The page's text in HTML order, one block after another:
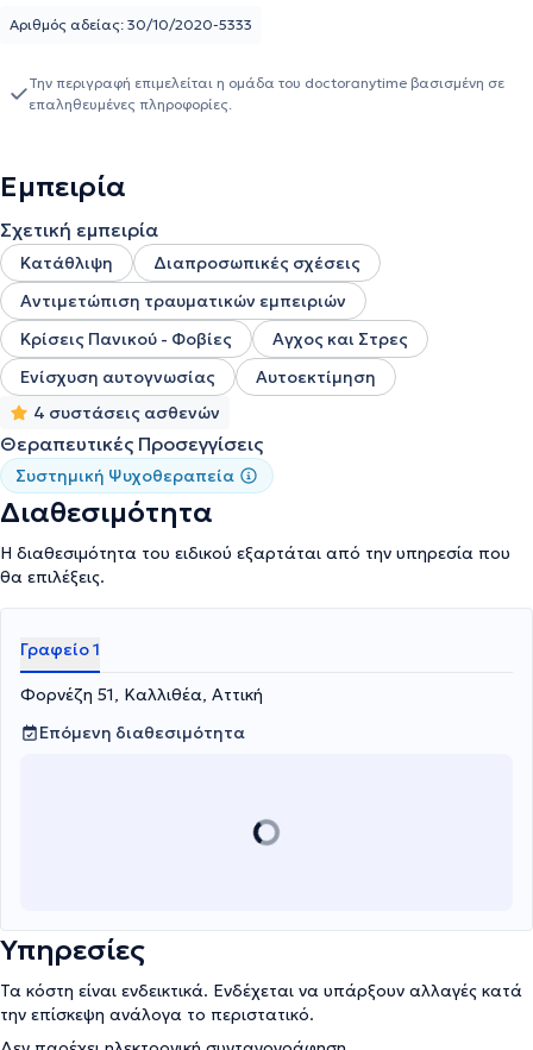
Αριθμός αδείας: 30/10/2020-5333
Την περιγραφή επιμελείται η ομάδα του doctoranytime βασισμένη σε
επαληθευμένες πληροφορίες.
Εμπειρία
Σχετική εμπειρία
Κατάθλιψη
Διαπροσωπικές σχέσεις
Αντιμετώπιση τραυματικών εμπειριών
Κρίσεις Πανικού - Φοβίες
Αγχος και Στρες
Ενίσχυση αυτογνωσίας
Αυτοεκτίμηση
4 συστάσεις ασθενών
Θεραπευτικές Προσεγγίσεις
Συστημική Ψυχοθεραπεία
Διαθεσιμότητα
Η διαθεσιμότητα του ειδικού εξαρτάται από την υπηρεσία που
θα επιλέξεις.
Γραφείο 1
Φορνέζη 51, Καλλιθέα, Αττική
Επόμενη διαθεσιμότητα
Υπηρεσίες
Τα κόστη είναι ενδεικτικά. Ενδέχεται να υπάρξουν αλλαγές κατά
την επίσκεψη ανάλογα το περιστατικό.